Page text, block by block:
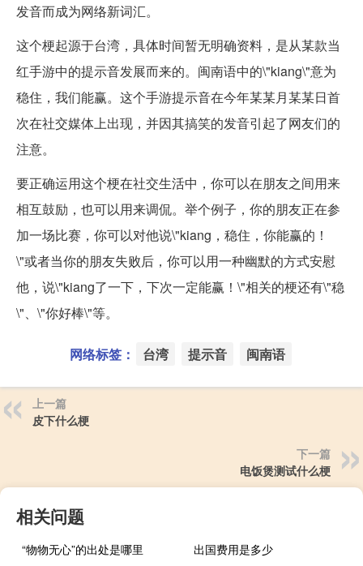
发音而成为网络新词汇。
这个梗起源于台湾，具体时间暂无明确资料，是从某款当
红手游中的提示音发展而来的。闽南语中的\"kiang\"意为
稳住，我们能赢。这个手游提示音在今年某某月某某日首
次在社交媒体上出现，并因其搞笑的发音引起了网友们的
注意。
要正确运用这个梗在社交生活中，你可以在朋友之间用来
相互鼓励，也可以用来调侃。举个例子，你的朋友正在参
加一场比赛，你可以对他说\"kiang，稳住，你能赢的！
\"或者当你的朋友失败后，你可以用一种幽默的方式安慰
他，说\"kiang了一下，下次一定能赢！\"相关的梗还有\"稳
\"、\"你好棒\"等。
网络标签： 台湾 提示音 闽南语
上一篇
皮下什么梗
下一篇
电饭煲测试什么梗
相关问题
“物物无心”的出处是哪里
出国费用是多少